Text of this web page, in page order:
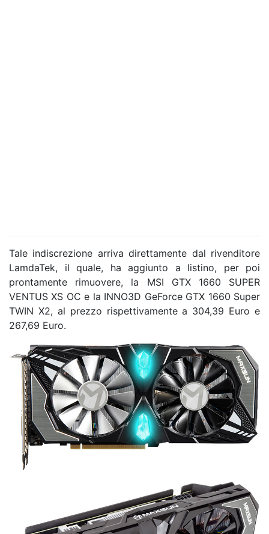
Tale indiscrezione arriva direttamente dal rivenditore
LamdaTek, il quale, ha aggiunto a listino, per poi
prontamente rimuovere, la MSI GTX 1660 SUPER
VENTUS XS OC e la INNO3D GeForce GTX 1660 Super
TWIN X2, al prezzo rispettivamente a 304,39 Euro e
267,69 Euro.